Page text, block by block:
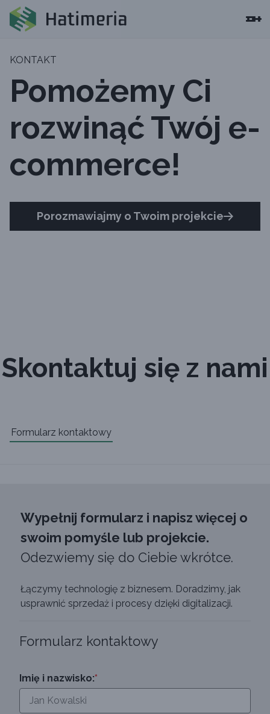
KONTAKT
Pomożemy Ci
rozwinąć Twój e-
commerce!
Porozmawiajmy o Twoim projekcie
Skontaktuj się z nami
Formularz kontaktowy
Wypełnij formularz i napisz więcej o
swoim pomyśle lub projekcie.
Odezwiemy się do Ciebie wkrótce.
Łączymy technologię z biznesem. Doradzimy, jak
usprawnić sprzedaż i procesy dzięki digitalizacji.
Formularz kontaktowy
Imię i nazwisko:*